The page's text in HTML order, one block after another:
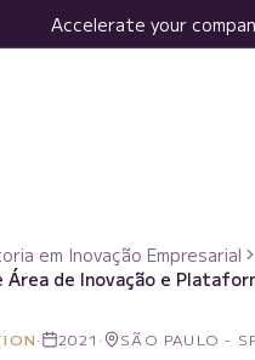
Accelerate your
em Inovação Empresarial
Área de Inovação e
· 2021 · SÃO PAULO -